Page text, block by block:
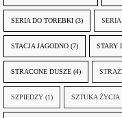
SERIA DO TOREBKI (3)
STACJA JAGODNO (7) STARY
STRACONE DUSZE (4)
SZPIEDZY (1) SZTUKA ŻYCIA